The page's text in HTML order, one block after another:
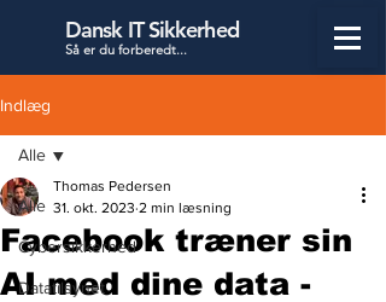
Dansk IT Sikkerhed
Så er du forberedt...
Indlæg
Alle
Cybersikkerhed
Datatilsynet
Alle
Facebook træner sin
AI med dine data -
Thomas Pedersen
31. okt. 2023 2 min læsning